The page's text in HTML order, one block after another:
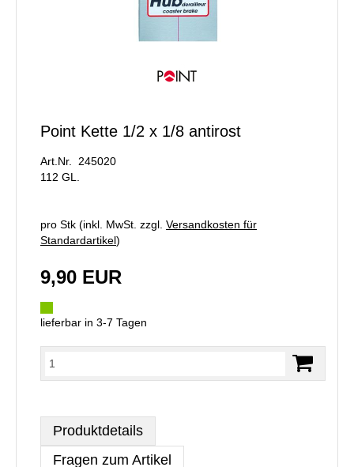
Point Kette 1/2 x 1/8 antirost
Art.Nr. 245020
112 GL.
pro Stk (inkl. MwSt. zzgl. Versandkosten für
Standardartikel)
9,90 EUR
lieferbar in 3-7 Tagen
Produktdetails
Fragen zum Artikel